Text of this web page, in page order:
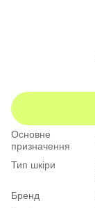
Основне
призначення
Тип шкіри
Бренд